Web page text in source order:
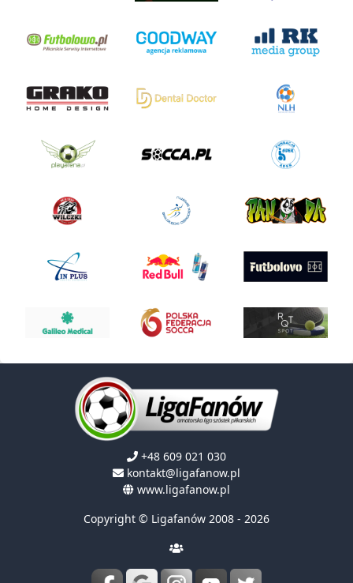
+48 609 021 030
kontakt@ligafanow.pl
www.ligafanow.pl
Copyright © Ligafanów 2008 - 2026